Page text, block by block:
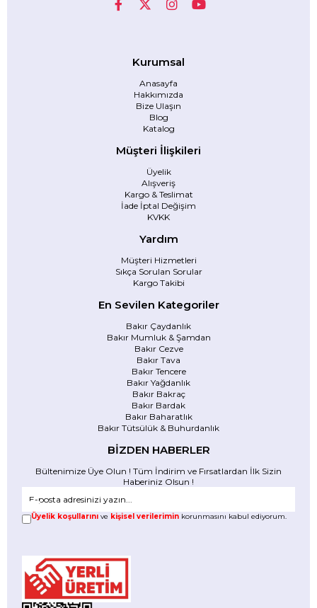
Kurumsal
Anasayfa
Hakkımızda
Bize Ulaşın
Blog
Katalog
Müşteri İlişkileri
Üyelik
Alışveriş
Kargo & Teslimat
İade İptal Değişim
KVKK
Yardım
Müşteri Hizmetleri
Sıkça Sorulan Sorular
Kargo Takibi
En Sevilen Kategoriler
Bakır Çaydanlık
Bakır Mumluk & Şamdan
Bakır Cezve
Bakır Tava
Bakır Tencere
Bakır Yağdanlık
Bakır Bakraç
Bakır Bardak
Bakır Baharatlık
Bakır Tütsülük & Buhurdanlık
BİZDEN HABERLER
Bültenimize Üye Olun ! Tüm İndirim ve Fırsatlardan İlk Sizin
Haberiniz Olsun !
Üyelik koşullarını ve kişisel verilerimin korunmasını kabul ediyorum.